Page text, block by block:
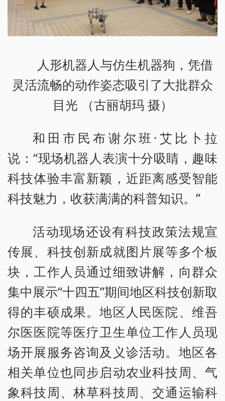
人形机器人与仿生机器狗，凭借
灵活流畅的动作姿态吸引了大批群众
目光 （古丽胡玛 摄）
和田市民布谢尔班·艾比卜拉
说：“现场机器人表演十分吸睛，趣味
科技体验丰富新颖，近距离感受智能
科技魅力，收获满满的科普知识。”
活动现场还设有科技政策法规宣
传展、科技创新成就图片展等多个板
块，工作人员通过细致讲解，向群众
集中展示“十四五”期间地区科技创新取
得的丰硕成果。地区人民医院、维吾
尔医医院等医疗卫生单位工作人员现
场开展服务咨询及义诊活动。地区各
相关单位也同步启动农业科技周、气
象科技周、林草科技周、交通运输科